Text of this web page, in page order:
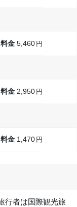
5,460 円
2,950 円
1,470 円
行者は国際観光旅